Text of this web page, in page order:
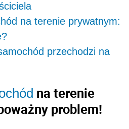
na terenie prywatnym:
przechodzi na
na terenie
problem!